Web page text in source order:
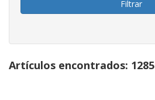
Artículos encontrados: 1285